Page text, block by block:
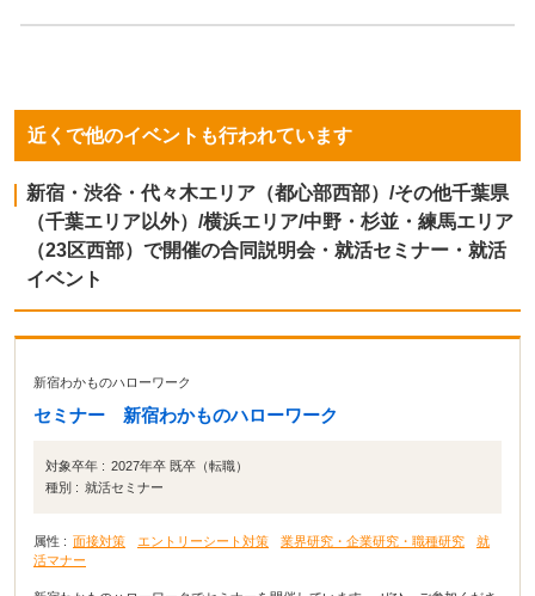
近くで他のイベントも行われています
新宿・渋谷・代々木エリア（都心部西部）/その他千葉県
（千葉エリア以外）/横浜エリア/中野・杉並・練馬エリア
（23区西部）で開催の合同説明会・就活セミナー・就活
イベント
新宿わかものハローワーク
セミナー 新宿わかものハローワーク
対象卒年 : 2027年卒 既卒（転職）
種別 : 就活セミナー
属性 : 面接対策 エントリーシート対策 業界研究・企業研究・職種研究
就
活マナー